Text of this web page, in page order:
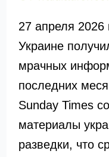
27 апреля 2026
Украине
мрачных
последних
Sunday Times
материалы
разведки, что